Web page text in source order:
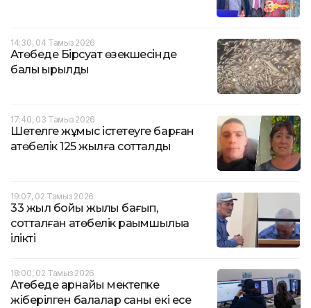
14:30, 04 Тамыз 2026
Ақтөбеде Бірсуат өзекшесінде
балық қырылды
17:40, 03 Тамыз 2026
Шетелге жұмыс істетеуге барған
ақтөбелік 125 жылға сотталды
19:07, 02 Тамыз 2026
33 жыл бойы жылқы бағып,
сотталған ақтөбелік рақымшылыққа
ілікті
18:00, 02 Тамыз 2026
Ақтөбеде арнайы мектепке
жіберілген балалар саны екі есе